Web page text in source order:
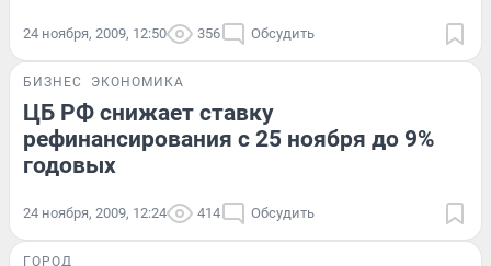
24 ноября, 2009, 12:50 356 Обсудить
БИЗНЕС ЭКОНОМИКА
ЦБ РФ снижает ставку
рефинансирования с 25 ноября до 9%
годовых
24 ноября, 2009, 12:24 414 Обсудить
ГОРОД